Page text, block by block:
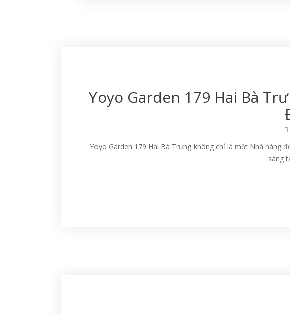
Yoyo Garden 179 Hai Bà
Yoyo Garden 179 Hai Bà Trưng không chỉ là một Nhà hàng
sáng